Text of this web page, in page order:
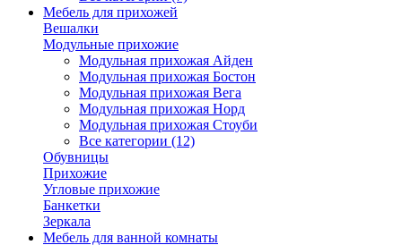
Мебель для прихожей
Вешалки
Модульные прихожие
Модульная прихожая Айден
Модульная прихожая Бостон
Модульная прихожая Вега
Модульная прихожая Норд
Модульная прихожая Стоуби
Все категории (12)
Обувницы
Прихожие
Угловые прихожие
Банкетки
Зеркала
Мебель для ванной комнаты